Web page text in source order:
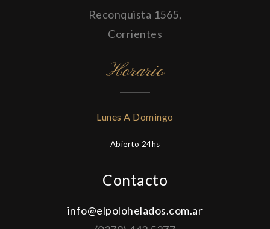
Reconquista 1565,
Corrientes
Horario
Lunes A Domingo
Abierto 24hs
Contacto
info@elpolohelados.com.ar